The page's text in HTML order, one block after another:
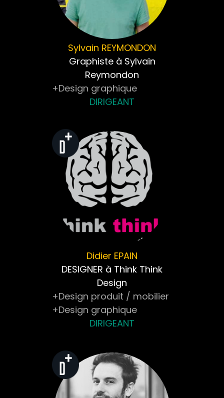
Sylvain REYMONDON
Graphiste à Sylvain
Reymondon
+Design graphique
DIRIGEANT
Didier EPAIN
DESIGNER à Think Think
Design
+Design produit / mobilier
+Design graphique
DIRIGEANT